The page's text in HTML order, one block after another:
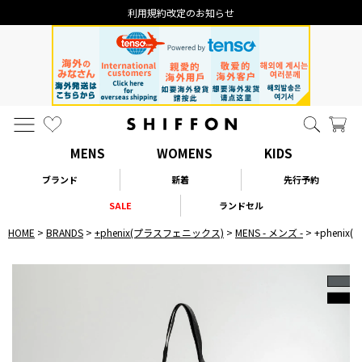
利用規約改定のお知らせ
MENS WOMENS KIDS
ブランド 新着
先行予約
SALE
ランドセル
HOME BRANDS +phenix(プラスフェニックス) MENS - メンズ - +phenix(